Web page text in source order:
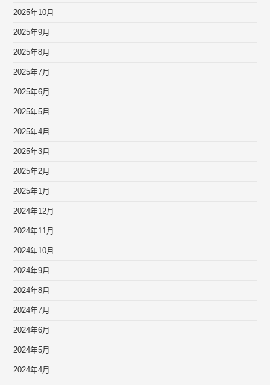
2025年10月
2025年9月
2025年8月
2025年7月
2025年6月
2025年5月
2025年4月
2025年3月
2025年2月
2025年1月
2024年12月
2024年11月
2024年10月
2024年9月
2024年8月
2024年7月
2024年6月
2024年5月
2024年4月